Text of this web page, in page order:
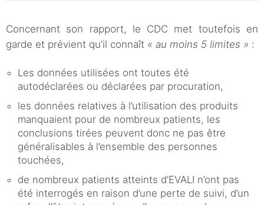
Concernant son rapport, le CDC met toutefois en
garde et prévient qu’il connaît « au moins 5 limites » :
Les données utilisées ont toutes été
autodéclarées ou déclarées par procuration,
les données relatives à l’utilisation des produits
manquaient pour de nombreux patients, les
conclusions tirées peuvent donc ne pas être
généralisables à l’ensemble des personnes
touchées,
de nombreux patients atteints d’EVALI n’ont pas
été interrogés en raison d’une perte de suivi, d’un